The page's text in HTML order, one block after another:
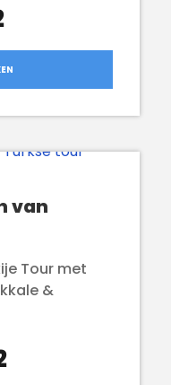
van
Tour met
&